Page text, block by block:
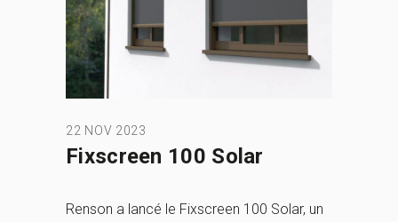
22 NOV 2023
Fixscreen 100 Solar
Renson a lancé le Fixscreen 100 Solar, un